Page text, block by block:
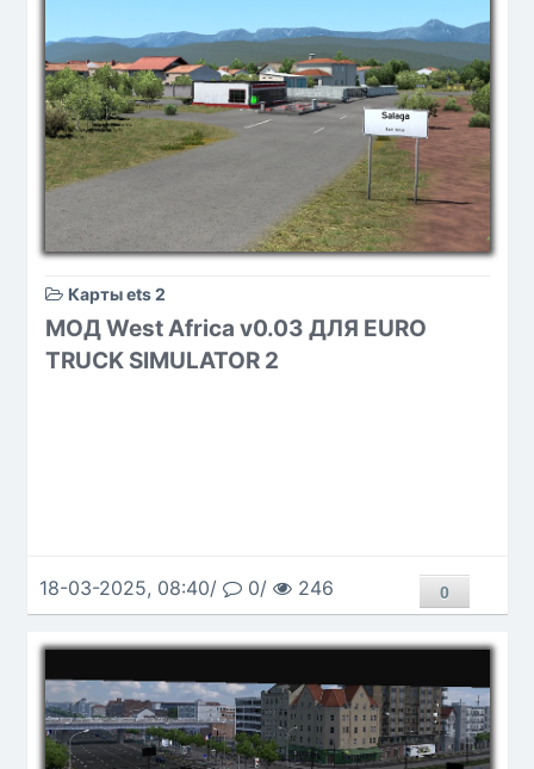
Карты ets 2
МОД West Africa v0.03 ДЛЯ EURO
TRUCK SIMULATOR 2
18-03-2025, 08:40/ 0/ 246 0